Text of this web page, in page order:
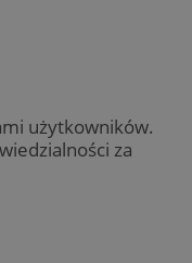
użytkowników.
za